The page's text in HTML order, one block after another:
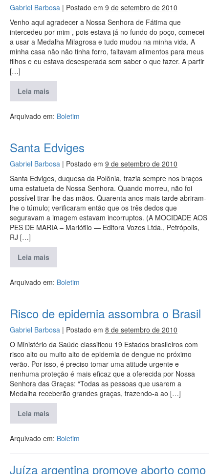
Gabriel Barbosa | Postado em 9 de setembro de 2010
Venho aqui agradecer a Nossa Senhora de Fátima que
intercedeu por mim , pois estava já no fundo do poço, comecei
a usar a Medalha Milagrosa e tudo mudou na minha vida. A
minha casa não não tinha forro, faltavam alimentos para meus
filhos e eu estava desesperada sem saber o que fazer. A partir
[…]
Leia mais
Arquivado em: Boletim
Santa Edviges
Gabriel Barbosa | Postado em 9 de setembro de 2010
Santa Edviges, duquesa da Polônia, trazia sempre nos braços
uma estatueta de Nossa Senhora. Quando morreu, não foi
possível tirar-lhe das mãos. Quarenta anos mais tarde abriram-
lhe o túmulo; verificaram então que os três dedos que
seguravam a imagem estavam incorruptos. (A MOCIDADE AOS
PES DE MARIA – Mariófilo — Editora Vozes Ltda., Petrópolis,
RJ […]
Leia mais
Arquivado em: Boletim
Risco de epidemia assombra o Brasil
Gabriel Barbosa | Postado em 8 de setembro de 2010
O Ministério da Saúde classificou 19 Estados brasileiros com
risco alto ou muito alto de epidemia de dengue no próximo
verão. Por isso, é preciso tomar uma atitude urgente e
nenhuma proteção é mais eficaz que a oferecida por Nossa
Senhora das Graças: “Todas as pessoas que usarem a
Medalha receberão grandes graças, trazendo-a ao […]
Leia mais
Arquivado em: Boletim
Juíza argentina promove aborto como